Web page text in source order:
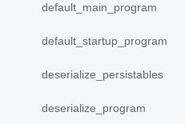
default_main_program
default_startup_program
deserialize_persistables
deserialize_program